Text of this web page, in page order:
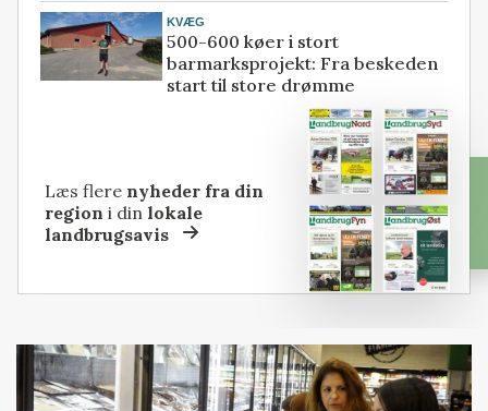
KVÆG
500-600 køer i stort
barmarksprojekt: Fra beskeden
start til store drømme
Læs flere nyheder fra din
region i dinlokale
landbrugsavis